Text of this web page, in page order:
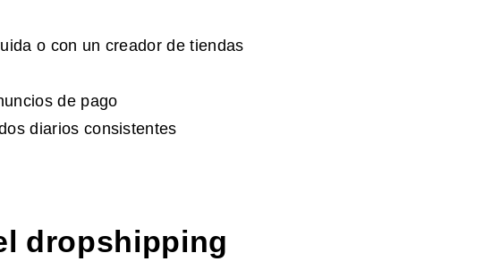
o con un creador de tiendas
de pago
diarios consistentes
dropshipping